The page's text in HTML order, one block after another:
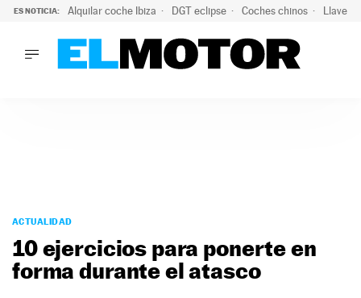
ES NOTICIA: Alquilar coche Ibiza DGT eclipse Coches chinos Llaves
PODCAST
MOTOS
TECNOLOGÍA
ACTUALIDAD
10 ejercicios para ponerte en
forma durante el atasco